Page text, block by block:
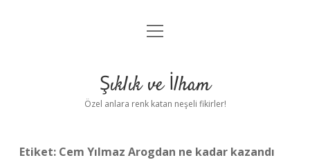
Anasayfa
Yasal Uyarı
menüyü
Şıklık ve İlham
Özel anlara renk katan neşeli fikirler!
Etiket: Cem Yılmaz Arogdan ne kadar kazandı